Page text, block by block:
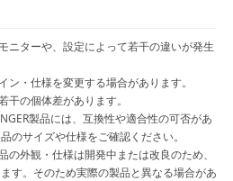
ニターや、設定によって若干の違いが発生
・仕様を変更する場合があります。
の個体差があります。
製品には、互換性や適合性の可否があ
のサイズや仕様をご確認ください。
の外観・仕様は開発中または改良のため、
す。そのため実際の製品と異なる場合があ